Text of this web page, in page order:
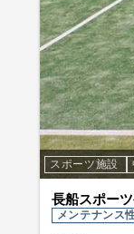
スポーツ施設
長船スポー
メンテナンス